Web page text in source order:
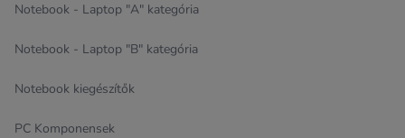
Notebook - Laptop "A" kategória
Notebook - Laptop "B" kategória
Notebook kiegészítők
PC Komponensek